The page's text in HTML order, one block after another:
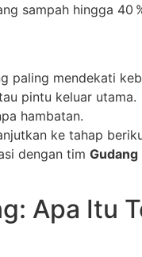
sampah hingga
paling mendekati
pintu keluar utama.
hambatan.
ke tahap
dengan tim Gudang
Apa Itu